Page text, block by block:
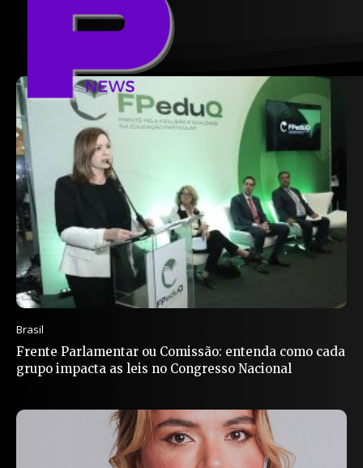
Brasil
Frente Parlamentar ou Comissão: entenda como cada
grupo impacta as leis no Congresso Nacional